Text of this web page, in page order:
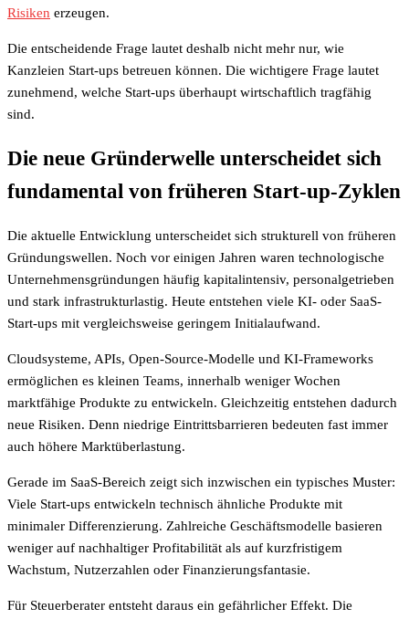
Risiken erzeugen.
Die entscheidende Frage lautet deshalb nicht mehr nur, wie
Kanzleien Start-ups betreuen können. Die wichtigere Frage lautet
zunehmend, welche Start-ups überhaupt wirtschaftlich tragfähig
sind.
Die neue Gründerwelle unterscheidet sich
fundamental von früheren Start-up-Zyklen
Die aktuelle Entwicklung unterscheidet sich strukturell von früheren
Gründungswellen. Noch vor einigen Jahren waren technologische
Unternehmensgründungen häufig kapitalintensiv, personalgetrieben
und stark infrastrukturlastig. Heute entstehen viele KI- oder SaaS-
Start-ups mit vergleichsweise geringem Initialaufwand.
Cloudsysteme, APIs, Open-Source-Modelle und KI-Frameworks
ermöglichen es kleinen Teams, innerhalb weniger Wochen
marktfähige Produkte zu entwickeln. Gleichzeitig entstehen dadurch
neue Risiken. Denn niedrige Eintrittsbarrieren bedeuten fast immer
auch höhere Marktüberlastung.
Gerade im SaaS-Bereich zeigt sich inzwischen ein typisches Muster:
Viele Start-ups entwickeln technisch ähnliche Produkte mit
minimaler Differenzierung. Zahlreiche Geschäftsmodelle basieren
weniger auf nachhaltiger Profitabilität als auf kurzfristigem
Wachstum, Nutzerzahlen oder Finanzierungsfantasie.
Für Steuerberater entsteht daraus ein gefährlicher Effekt. Die